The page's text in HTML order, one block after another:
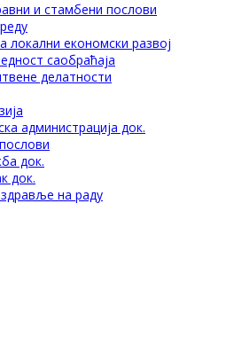
и стамбени послови
локални економски развој
саобраћаја
делатности
администрација док.
док.
док.
на раду